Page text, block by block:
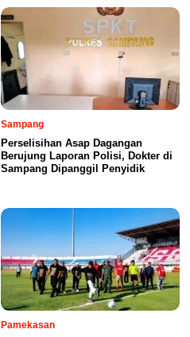
Sampang
Perselisihan Asap Dagangan
Berujung Laporan Polisi, Dokter di
Sampang Dipanggil Penyidik
Pamekasan